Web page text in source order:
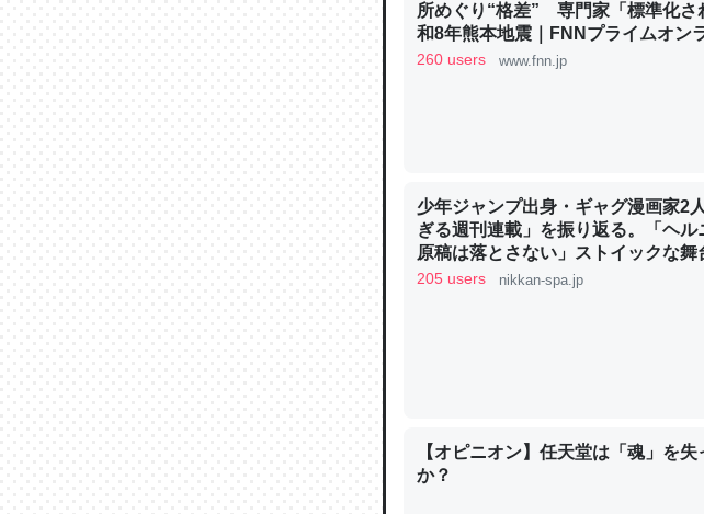
論文では「淡水はカルシウムも酸素も
は」とあって面白い。海にいる鋏角類
─ニュース :: 【研究発表】昆虫学の大問題＝
これを元に考えるとカルシウムを大量
類だと殻を無くしてナメクジになった
─ニュース :: 【研究発表】昆虫学の大問題＝
ウチもEchoを実家に置いて４年。で
中。あと、Googleマップで位置情報を
所めぐり“格差” 専門家「標準化
和8年熊本地震｜FNNプライムオン
260 users www.fnn.jp
少年ジャンプ出身・ギャグ漫画家2
ぎる週刊連載」を振り返る。「ヘル
原稿は落とさない」ストイックな舞
205 users nikkan-spa.jp
【オピニオン】任天堂は「魂」を
か？